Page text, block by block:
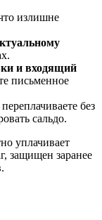
излишне
и входящий
письменное
без
сальдо.
уплачивает
защищен заранее